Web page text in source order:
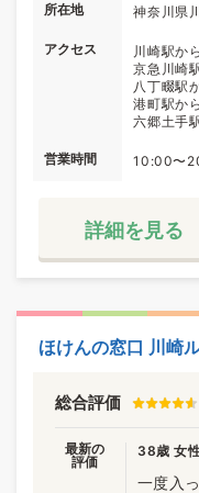
所在地 神奈川県
アクセス
川崎駅か
京急川崎
八丁畷駅
港町駅か
六郷土手
営業時間 10:00〜
詳細を見る
ほけんの窓口 川崎
総合評価
最新の
評価
38歳 女
一度入